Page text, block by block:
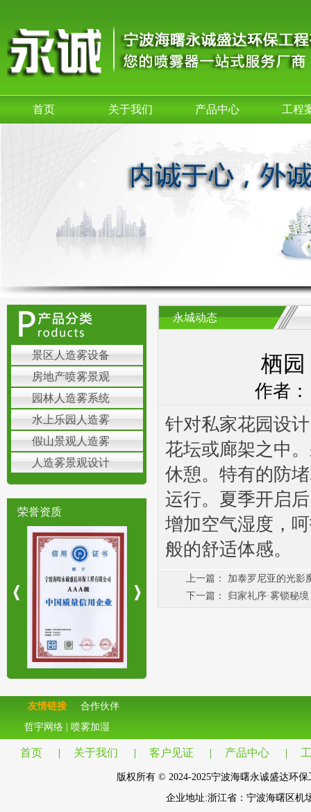
首页 关于我们 产品中心 工程
景区人造雾设备
房地产喷雾景观
园林人造雾系统
水上乐园人造雾
假山景观人造雾
人造雾景观设计
荣誉资质
永城动态
栖园
作者
针对私家花园设
花坛或廊架之中
休憩。特有的防
运行。夏季开启
增加空气湿度，
般的舒适体感。
上一篇： 加泰罗尼亚的光影
下一篇： 归家礼序·雾锁秘境
友情链接
合作伙伴
哲宇网络
喷雾加湿
首页 | 关于我们 | 客户见证 | 产品中心 |
版权所有 © 2024-2025宁波海曙永诚盛达环
企业地址:浙江省：宁波海曙区机